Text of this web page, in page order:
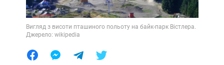
Вигляд з висоти пташиного польоту на байк-парк Вістлера.
Джерело: wikipedia